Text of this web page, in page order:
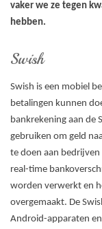
vaker we ze tegen
hebben.
Swish
Swish is een mobiel
betalingen kunnen
bankrekening aan de
gebruiken om geld
te doen aan bedrijven
real-time
worden verwerkt en
overgemaakt. De
Android-apparaten